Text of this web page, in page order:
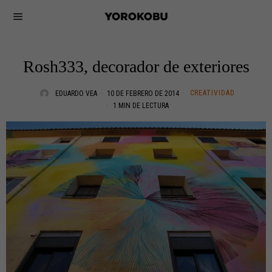
Rosh333, decorador de exteriores
EDUARDO VEA 10 DE FEBRERO DE 2014
CREATIVIDAD
1 MIN DE LECTURA